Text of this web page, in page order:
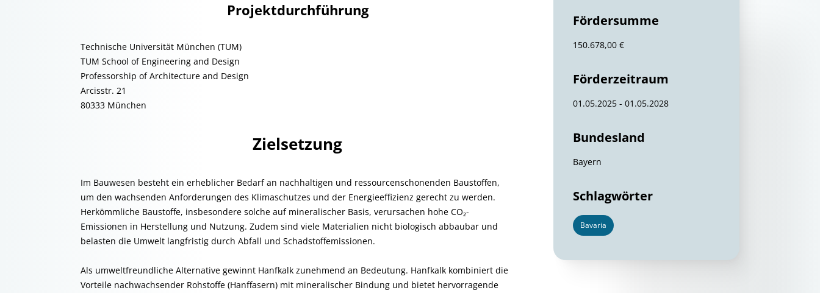
Projektdurchführung
Technische Universität München (TUM)
TUM School of Engineering and Design
Professorship of Architecture and Design
Arcisstr. 21
80333 München
Zielsetzung
Im Bauwesen besteht ein erheblicher Bedarf an nachhaltigen und ressourcenschonenden Baustoffen,
um den wachsenden Anforderungen des Klimaschutzes und der Energieeffizienz gerecht zu werden.
Herkömmliche Baustoffe, insbesondere solche auf mineralischer Basis, verursachen hohe CO₂-
Emissionen in Herstellung und Nutzung. Zudem sind viele Materialien nicht biologisch abbaubar und
belasten die Umwelt langfristig durch Abfall und Schadstoffemissionen.
Als umweltfreundliche Alternative gewinnt Hanfkalk zunehmend an Bedeutung. Hanfkalk kombiniert die
Vorteile nachwachsender Rohstoffe (Hanffasern) mit mineralischer Bindung und bietet hervorragende
Fördersumme
150.678,00 €
Förderzeitraum
01.05.2025 - 01.05.2028
Bundesland
Bayern
Schlagwörter
Bavaria